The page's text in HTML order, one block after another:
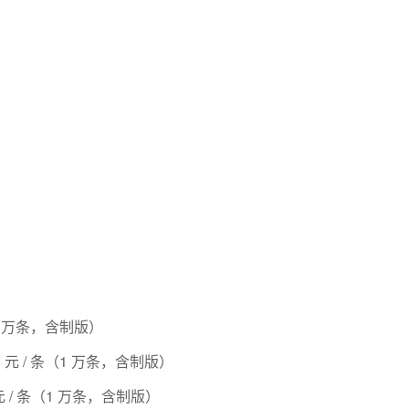
条，含制版）
/ 条（1 万条，含制版）
条（1 万条，含制版）